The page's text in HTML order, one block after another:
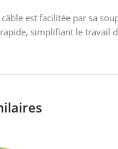
câble est facilitée par sa
simplifiant le travail